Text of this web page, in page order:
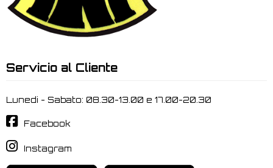
Servicio al Cliente
Lunedi - Sabato: 08.30-13.00 e 17.00-20.30
Facebook
Instagram